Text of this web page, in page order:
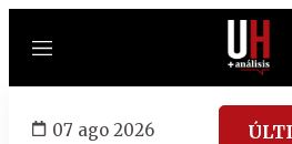
Menú
07 ago 2026